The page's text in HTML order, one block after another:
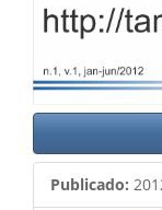
Publicado: